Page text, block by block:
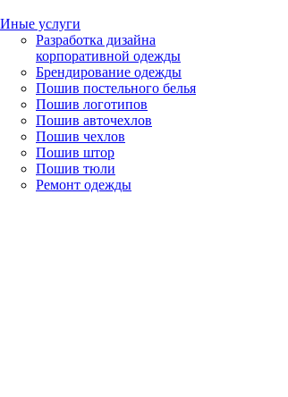
Иные услуги
Разработка дизайна
корпоративной одежды
Брендирование одежды
Пошив постельного белья
Пошив логотипов
Пошив авточехлов
Пошив чехлов
Пошив штор
Пошив тюли
Ремонт одежды